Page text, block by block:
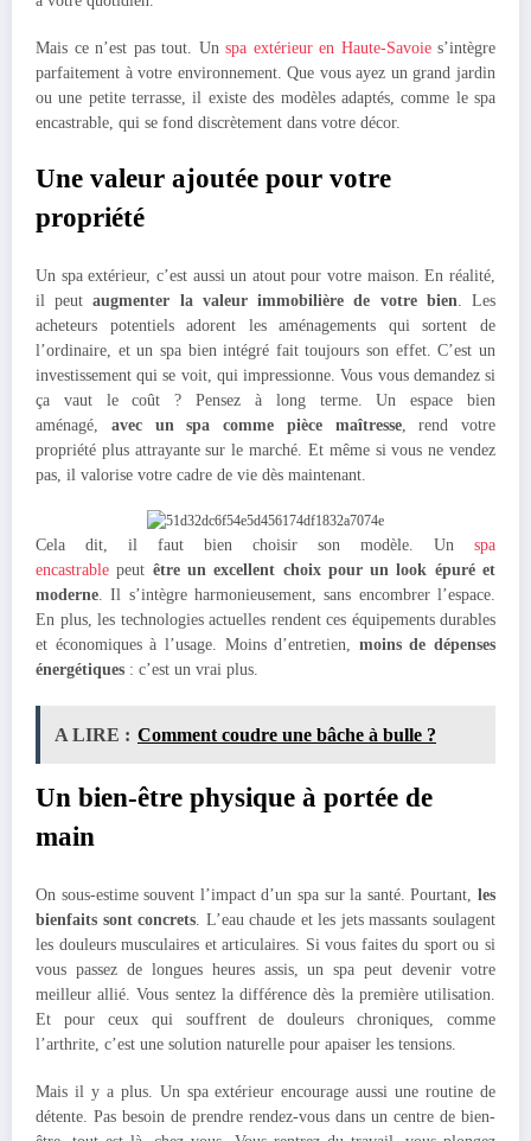
Mais ce n’est pas tout. Un spa extérieur en Haute-Savoies’intègre
parfaitement à votre environnement. Que vous ayez un grand jardin
ou une petite terrasse, il existe des modèles adaptés, comme le spa
encastrable, qui se fond discrètement dans votre décor.
Une valeur ajoutée pour votre
propriété
Un spa extérieur, c’est aussi un atout pour votre maison. En réalité,
il peutaugmenter la valeur immobilière de votre bien. Les
acheteurs potentiels adorent les aménagements qui sortent de
l’ordinaire, et un spa bien intégré fait toujours son effet. C’est un
investissement qui se voit, qui impressionne. Vous vous demandez si
ça vaut le coût ? Pensez à long terme. Un espace bien
aménagé, avec un spa comme pièce maîtresse, rend votre
propriété plus attrayante sur le marché. Et même si vous ne vendez
pas, il valorise votre cadre de vie dès maintenant.
Cela dit, il faut bien choisir son modèle. Un spa
encastrable peut être un excellent choix pour un look épuré et
moderne. Il s’intègre harmonieusement, sans encombrer l’espace.
En plus, les technologies actuelles rendent ces équipements durables
et économiques à l’usage. Moins d’entretien, moins de dépenses
énergétiques : c’est un vrai plus.
A LIRE : Comment coudre une bâche à bulle ?
Un bien-être physique à portée de
main
On sous-estime souvent l’impact d’un spa sur la santé. Pourtant, les
bienfaits sont concrets. L’eau chaude et les jets massants soulagent
les douleurs musculaires et articulaires. Si vous faites du sport ou si
vous passez de longues heures assis, un spa peut devenir votre
meilleur allié. Vous sentez la différence dès la première utilisation.
Et pour ceux qui souffrent de douleurs chroniques, comme
l’arthrite, c’est une solution naturelle pour apaiser les tensions.
Mais il y a plus. Un spa extérieur encourage aussi une routine de
détente. Pas besoin de prendre rendez-vous dans un centre de bien-